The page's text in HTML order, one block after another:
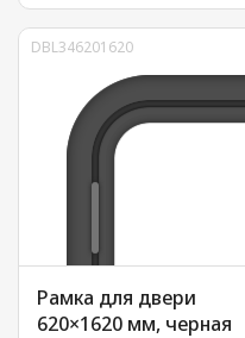
DBL346201620
Рамка для двери
620×1620 мм, черная